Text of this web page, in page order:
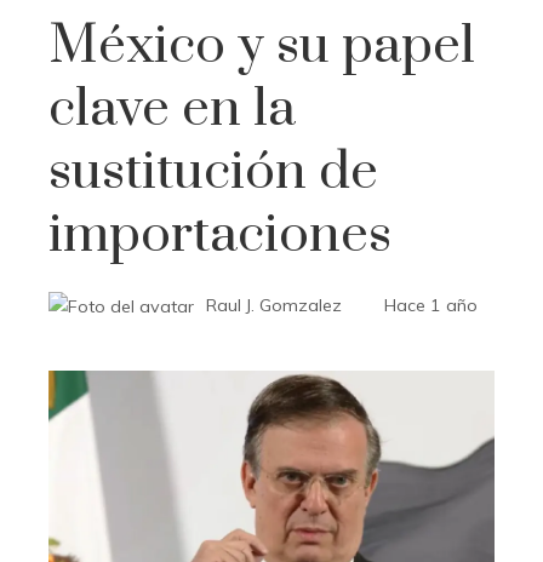
México y su papel
clave en la
sustitución de
importaciones
Raul J. Gomzalez Hace 1 año